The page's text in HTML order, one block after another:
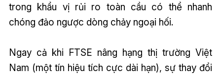
trong khẩu vị rủi ro toàn cầu có thể nhanh
chóng đảo ngược dòng chảy ngoại hối.
Ngay cả khi FTSE nâng hạng thị trường Việt
Nam (một tín hiệu tích cực dài hạn), sự thay đổi